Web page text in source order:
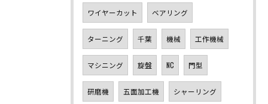
ワイヤーカット ベアリング
ターニング 千葉 機械 工作機械
マシニング 旋盤 NC 門型
研磨機 五面加工機 シャーリング